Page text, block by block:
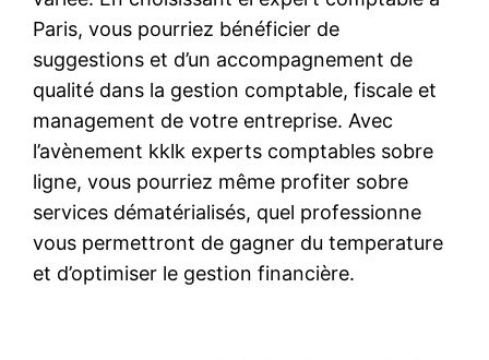
Paris, vous pourriez bénéficier de
suggestions et d’un accompagnement de
qualité dans la gestion comptable, fiscale et
management de votre entreprise. Avec
l’avènement kklk experts comptables sobre
ligne, vous pourriez même profiter sobre
services dématérialisés, quel professionne
vous permettront de gagner du temperature
et d’optimiser le gestion financière.